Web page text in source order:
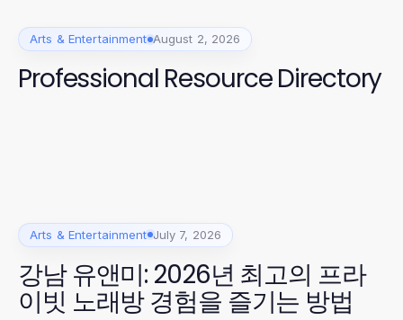
Arts & Entertainment August 2, 2026
Professional Resource Directory
Arts & Entertainment July 7, 2026
강남 유앤미: 2026년 최고의 프라
이빗 노래방 경험을 즐기는 방법